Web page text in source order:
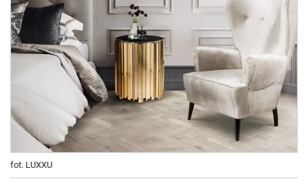
fot. LUXXU